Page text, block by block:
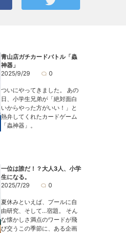
青山店ガチカードバトル「蟲
神器」
2025/9/29
0
ついにやってきました。 あの
日、小学生兄弟が「絶対面白
いからやった方がいい！」と
熱弁してくれたカードゲーム
「蟲神器」。
一位は誰だ！？大人3人、小学
生になる。
2025/7/29
0
夏休みといえば、プールに自
由研究、そして…宿題。 そん
な懐かしさ満点のワードが飛
び交うこの季節に、ある企画